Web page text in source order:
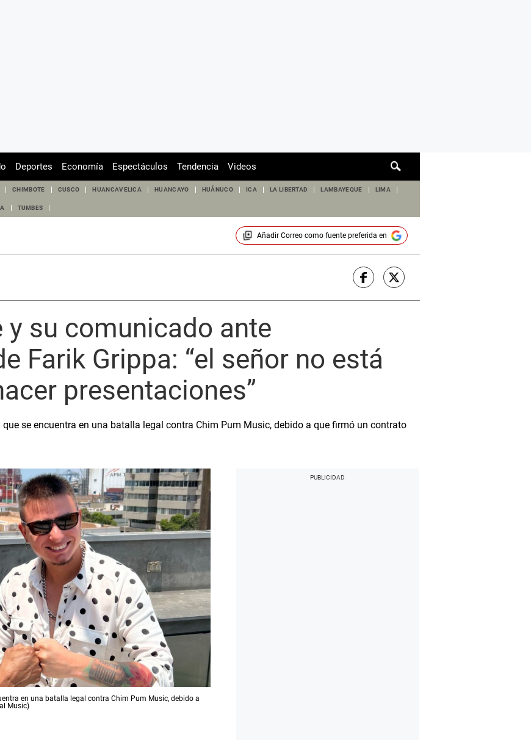
de
Deportes Economía Espectáculos Tendencia Videos
CHIMBOTE CUSCO HUANCAVELICA HUANCAYO HUÁNUCO ICA LA LIBERTAD LAMBAYEQUE LIMA
TUMBES
Añadir Correocomo fuente preferida en
y su comunicado ante
Farik Grippa: “el señor no está
presentaciones”
se encuentra en una batalla legal contra Chim Pum Music, debido a que firmó un contrato
en una batalla legal contra Chim Pum Music, debido a
Music)